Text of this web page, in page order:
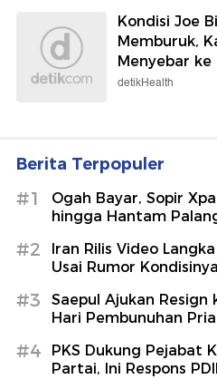
Kondisi Joe
Memburuk,
Menyebar ke
detikHealth
Berita Terpopuler
#1
Ogah Bayar, Sopir
hingga Hantam
#2
Iran Rilis Video
Usai Rumor
#3
Saepul Ajukan Resign
Hari Pembunuhan
#4
PKS Dukung Pejabat
Partai, Ini Respons